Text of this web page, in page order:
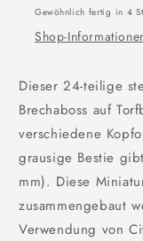
Gewöhnlich fertig in 4
Shop-
Dieser 24-teilige
Brechaboss auf
verschiedene
grausige Bestie
mm). Diese
zusammengebaut
Verwendung von